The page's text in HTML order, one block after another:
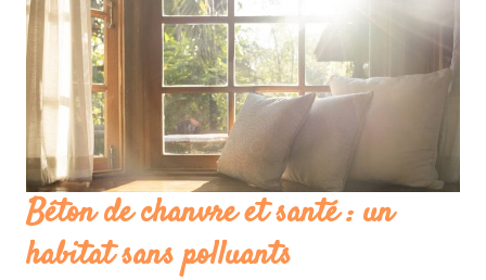
Béton de chanvre et santé : un
habitat sans polluants